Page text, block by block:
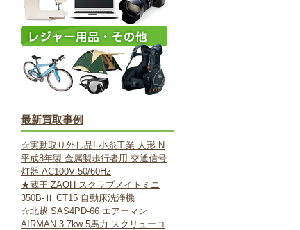
最新買取事例
☆実動取り外し品! 小糸工業 人形 N
平成8年製 金属製歩行者用 交通信号
灯器 AC100V 50/60Hz
★蔵王 ZAOH スクラブメイトミニ
350B-Ⅱ CT15 自動床洗浄機
☆北越 SAS4PD-66 エアーマン
AIRMAN 3.7kw 5馬力 スクリューコ